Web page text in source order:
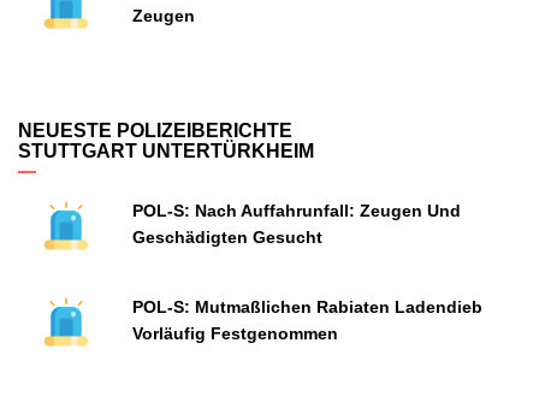
Zeugen
NEUESTE POLIZEIBERICHTE
STUTTGART UNTERTÜRKHEIM
POL-S: Nach Auffahrunfall: Zeugen Und
Geschädigten Gesucht
POL-S: Mutmaßlichen Rabiaten Ladendieb
Vorläufig Festgenommen